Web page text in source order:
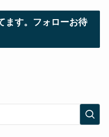
す。フォローお待